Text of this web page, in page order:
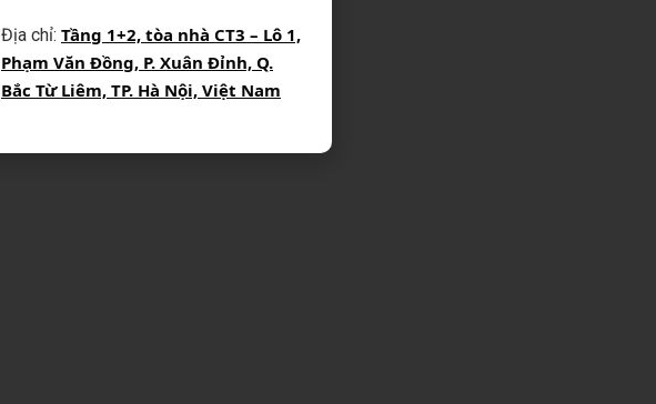
Địa chỉ: Tầng 1+2, tòa nhà CT3 – Lô 1,
Phạm Văn Đồng, P. Xuân Đỉnh, Q.
Bắc Từ Liêm, TP. Hà Nội, Việt Nam